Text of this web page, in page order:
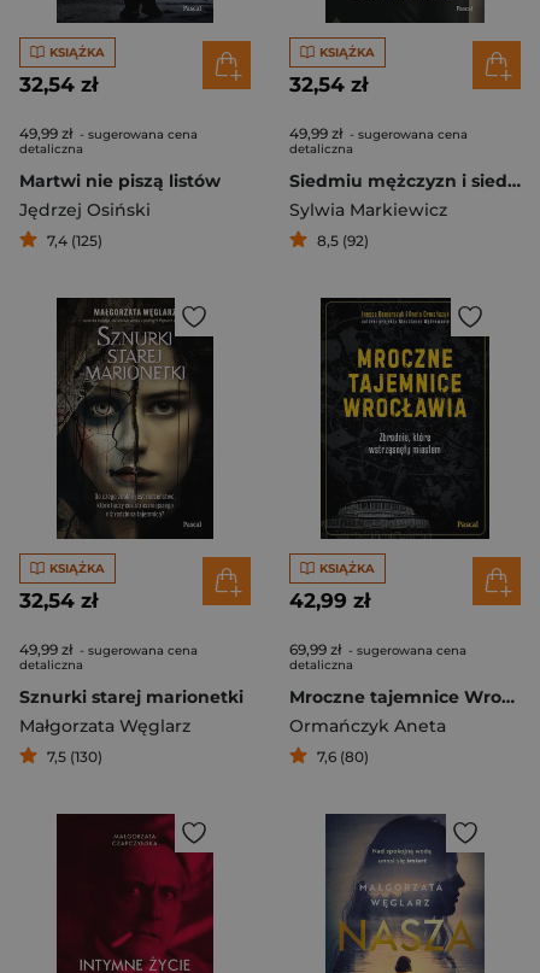
KSIĄŻKA
32,54 zł
49,99 zł - sugerowana cena
detaliczna
Martwi nie piszą listów
Jędrzej Osiński
7,4 (125)
KSIĄŻKA
32,54 zł
49,99 zł - sugerowana cena
detaliczna
Siedmiu mężczyzn i siedem filiżanek Ludwiki Mayer
Sylwia Markiewicz
8,5 (92)
KSIĄŻKA
32,54 zł
49,99 zł - sugerowana cena
detaliczna
Sznurki starej marionetki
Małgorzata Węglarz
7,5 (130)
KSIĄŻKA
42,99 zł
69,99 zł - sugerowana cena
detaliczna
Mroczne tajemnice Wrocławia. Zbrodnie, które wstrząsnęły miastem
Ormańczyk Aneta
7,6 (80)